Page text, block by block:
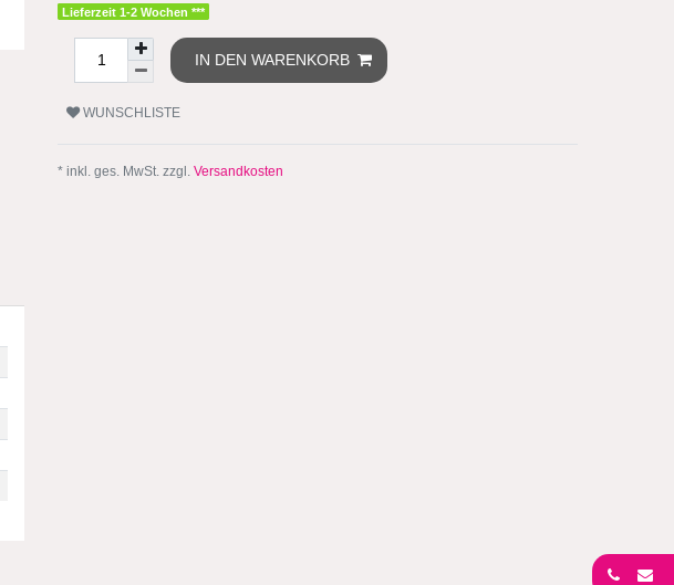
Lieferzeit 1-2 Wochen ***
IN DEN WARENKORB
WUNSCHLISTE
* inkl. ges. MwSt. zzgl. Versandkosten